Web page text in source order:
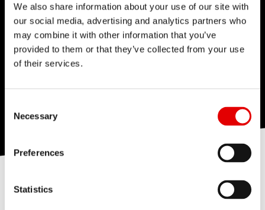
We also share information about your use of our site with
our social media, advertising and analytics partners who
may combine it with other information that you’ve
provided to them or that they’ve collected from your use
of their services.
Necessary
Preferences
Statistics
無內胎與傳統的開口胎組合相比具有許多優點：無需